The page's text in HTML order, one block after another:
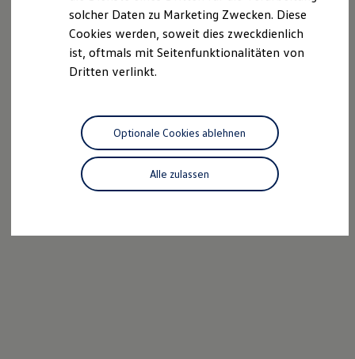
#wedriveproud
Besitzer und Service
Software Updates
Service und Ersatzteile
Motorenöl und Flüssigkeiten
Räder und Reifen
Pannen- und Unfallhilfe
Economy Service
Volkswagen Teile
Zubehör
Der ID.4
Kraftvoll wie ein SUV, nachhaltig wie ein ID.
Entdecken Sie den ID.4!
solcher Daten zu Marketing Zwecken. Diese
Cookies werden, soweit dies zweckdienlich
ist, oftmals mit Seitenfunktionalitäten von
Dritten verlinkt.
Alle zulassen
Optionale Cookies ablehnen